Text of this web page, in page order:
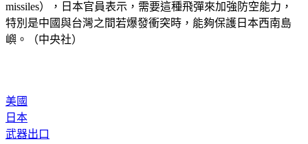
2024年預算案的核心內容是儘早部署「遠攻飛彈」（standoff
missiles），日本官員表示，需要這種飛彈來加強防空能力，
特別是中國與台灣之間若爆發衝突時，能夠保護日本西南島
美國
日本